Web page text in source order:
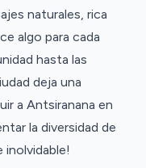
naturales, rica
algo para cada
hasta las
deja una
a Antsiranana en
la diversidad de
inolvidable!